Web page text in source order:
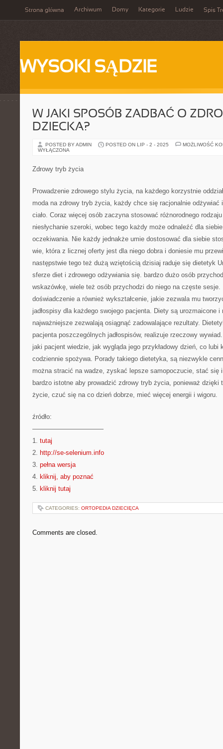
Strona główna Archiwum Domy Kategorie Ludzie Spis
WYSOKI SĄDZIE
W JAKI SPOSÓB ZADBAĆ O
DZIECKA?
POSTED BY ADMIN POSTED ON LIP - 2 - 2025
MOŻLIWOŚĆ
WYŁĄCZONA
Zdrowy tryb życia
Prowadzenie zdrowego stylu życia, na każdego korzystnie
moda na zdrowy tryb życia, każdy chce się racjonalnie odżywiać
ciało. Coraz więcej osób zaczyna stosować różnorodnego
niesłychanie szeroki, wobec tego każdy może odnaleźć dla
oczekiwania. Nie każdy jednakże umie dostosować dla siebie
wie, która z licznej oferty jest dla niego dobra i doniesie mu
następstwie tego też dużą wziętością dzisiaj raduje się dietetyk
sferze diet i zdrowego odżywiania się. bardzo dużo osób
wskazówkę, wiele też osób przychodzi do niego na częste sesje.
doświadczenie a również wykształcenie, jakie zezwala mu
jadłospisy dla każdego swojego pacjenta. Diety są urozmaicone
najważniejsze zezwalają osiągnąć zadowalające rezultaty.
pacjenta poszczególnych jadłospisów, realizuje rzeczowy
jaki pacjent wiedzie, jak wygląda jego przykładowy dzień, co lubi
codziennie spożywa. Porady takiego dietetyka, są niezwykle
można stracić na wadze, zyskać lepsze samopoczucie, stać się
bardzo istotne aby prowadzić zdrowy tryb życia, ponieważ dzięki
życie, czuć się na co dzień dobrze, mieć więcej energii i wigoru.
źródło:
———————————
1. tutaj
2. http://se-selenium.info
3. pełna wersja
4. kliknij, aby poznać
5. kliknij tutaj
CATEGORIES: ORTOPEDIA DZIECIĘCA
Comments are closed.